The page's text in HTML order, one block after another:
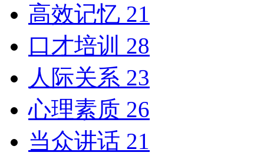
高效记忆 21
口才培训 28
人际关系 23
心理素质 26
当众讲话 21